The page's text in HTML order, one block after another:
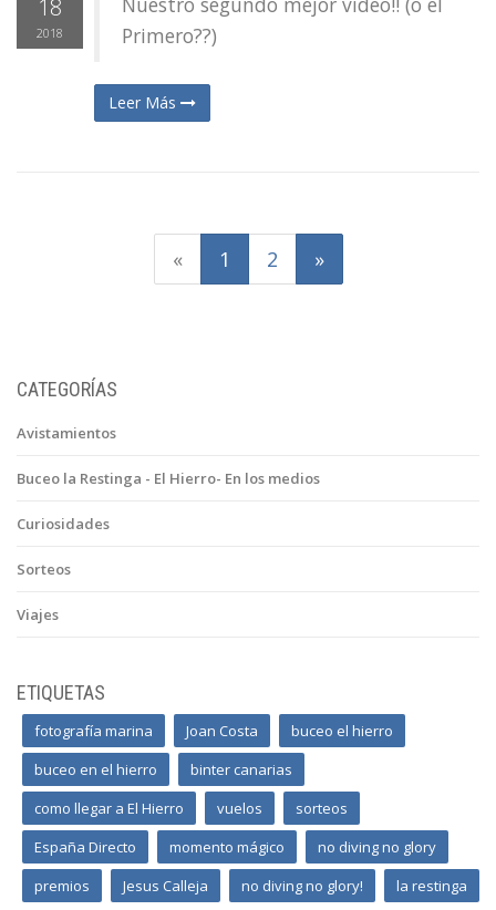
18
2018
Primero??)
Leer Más
« 1 (actual)
2 »
CATEGORÍAS
Avistamientos
Buceo la Restinga - El Hierro- En los medios
Curiosidades
Sorteos
Viajes
ETIQUETAS
fotografía marina Joan Costa
buceo el hierro
buceo en el hierro
binter canarias
como llegar a El Hierro
vuelos
sorteos
España Directo
momento mágico
no diving no glory
premios
Jesus Calleja no diving no glory! la restinga